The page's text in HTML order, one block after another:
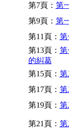
第7頁： 第
第9頁： 第
第11頁： 第
第13頁： 第
的糾葛
第15頁： 第
第17頁： 第
第19頁： 第
第21頁： 第